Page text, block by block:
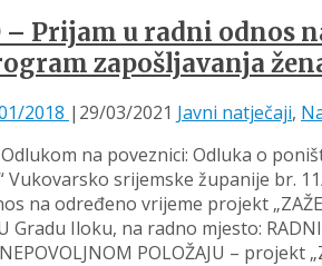
– Prijam u radni odnos
zapošljavanja žena
2018 | 29/03/2021 Javni natječaji,
na poveznici: Odluka o
Vukovarsko srijemske županije br.
na određeno vrijeme projekt
Gradu Iloku, na radno mjesto:
POLOŽAJU –